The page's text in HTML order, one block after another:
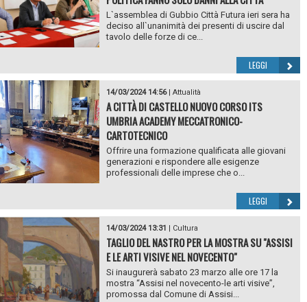
L`assemblea di Gubbio Città Futura ieri sera ha
deciso all`unanimità dei presenti di uscire dal
tavolo delle forze di ce...
LEGGI
14/03/2024 14:56| Attualità
A CITTÀ DI CASTELLO NUOVO CORSO ITS
UMBRIA ACADEMY MECCATRONICO-
CARTOTECNICO
Offrire una formazione qualificata alle giovani
generazioni e rispondere alle esigenze
professionali delle imprese che o...
LEGGI
14/03/2024 13:31 Cultura
TAGLIO DEL NASTRO PER LA MOSTRA SU "ASSISI
E LE ARTI VISIVE NEL NOVECENTO"
Si inaugurerà sabato 23 marzo alle ore 17 la
mostra “Assisi nel novecento-le arti visive”,
promossa dal Comune di Assisi...